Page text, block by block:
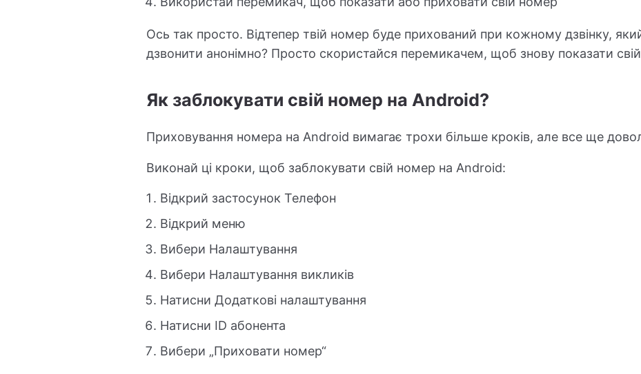
Ось так просто. Відтепер твій номер буде прихований при кожному дзвінку,
дзвонити анонімно? Просто скористайся перемикачем, щоб знову показати
Як заблокувати свій номер на Android?
Приховування номера на Android вимагає трохи більше кроків, але все ще
Виконай ці кроки, щоб заблокувати свій номер на Android:
Відкрий застосунок Телефон
Відкрий меню
Вибери Налаштування
Вибери Налаштування викликів
Натисни Додаткові налаштування
Натисни ID абонента
Вибери „Приховати номер“